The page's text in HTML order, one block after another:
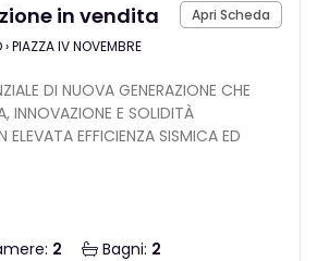
Apri Scheda
in vendita
PIAZZA IV NOVEMBRE
DI NUOVA GENERAZIONE CHE
INNOVAZIONE E SOLIDITÀ
EFFICIENZA SISMICA ED
2 Bagni: 2